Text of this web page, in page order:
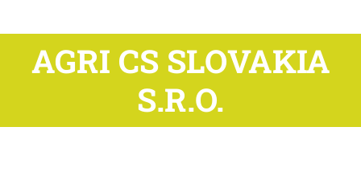
AGRI CS SLOVAKIA
S.R.O.